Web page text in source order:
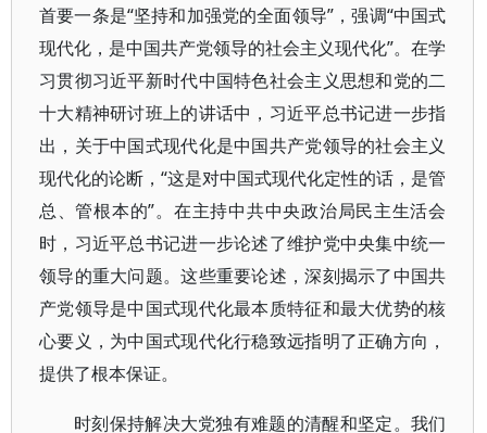
首要一条是“坚持和加强党的全面领导”，强调“中国式
现代化，是中国共产党领导的社会主义现代化”。在学
习贯彻习近平新时代中国特色社会主义思想和党的二
十大精神研讨班上的讲话中，习近平总书记进一步指
出，关于中国式现代化是中国共产党领导的社会主义
现代化的论断，“这是对中国式现代化定性的话，是管
总、管根本的”。在主持中共中央政治局民主生活会
时，习近平总书记进一步论述了维护党中央集中统一
领导的重大问题。这些重要论述，深刻揭示了中国共
产党领导是中国式现代化最本质特征和最大优势的核
心要义，为中国式现代化行稳致远指明了正确方向，
提供了根本保证。
时刻保持解决大党独有难题的清醒和坚定。我们